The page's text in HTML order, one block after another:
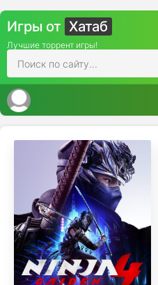
Игры от Хатаб
Лучшие торрент игры!